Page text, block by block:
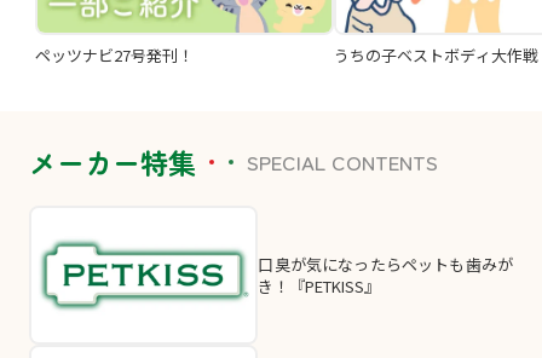
ペッツナビ27号発刊！ うちの子ベストボディ大作戦
メーカー特集 SPECIAL CONTENTS
口臭が気になったらペットも歯みが
き！『PETKISS』